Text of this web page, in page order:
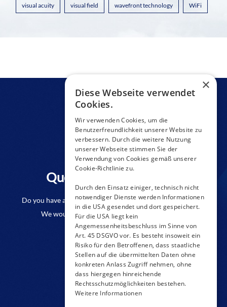
visual acuity visual field wavefront technology WiFi
Questions to a product?
Do you have any questions or require further information?
We would be pleased if you send us an inquiry.
CONTACT FORM
×
Diese Webseite verwendet
Cookies.
Wir verwenden Cookies, um die
Benutzerfreundlichkeit unserer Website zu
verbessern. Durch die weitere Nutzung
unserer Webseite stimmen Sie der
Verwendung von Cookies gemäß unserer
Cookie-Richtlinie zu.
Durch den Einsatz einiger, technisch nicht
notwendiger Dienste werden Informationen
in die USA gesendet und dort gespeichert.
Für die USA liegt kein
Angemessenheitsbeschluss im Sinne von
Art. 45 DSGVO vor. Es besteht insoweit ein
Risiko für den Betroffenen, dass staatliche
Stellen auf die übermittelten Daten ohne
konkreten Anlass Zugriff nehmen, ohne
dass hiergegen hinreichende
Rechtsschutzmöglichkeiten bestehen.
Weitere Informationen